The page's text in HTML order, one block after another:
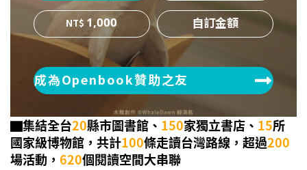
1,000
成為Openbook贊助之友
▇集結全台20縣市圖書館、 150家獨立書店、 15所
國家級博物館，共計100條走讀台灣路線，超過200
場活動， 620個閱讀空間大串聯